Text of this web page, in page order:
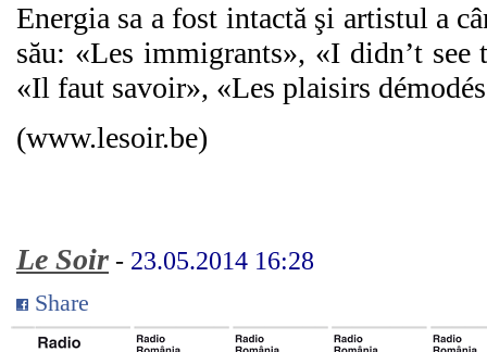
Energia sa a fost intactă şi artistul a
său: «Les immigrants», «I didn’t
«Il faut savoir», «Les plaisirs
(www.lesoir.be)
Le Soir - 23.05.2014 16:28
Share